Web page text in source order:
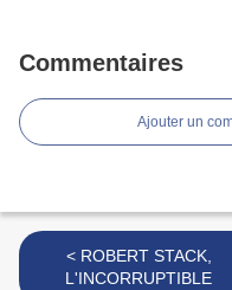
Commentaires
Ajouter un
< ROBERT STACK,
L'INCORRUPTIBLE